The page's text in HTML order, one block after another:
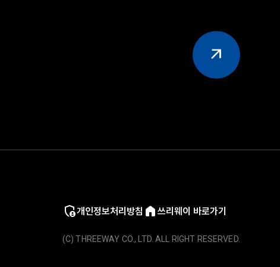
arrow_outward
개인정보처리방침 쓰리웨이 바로가기
(C) THREEWAY CO., LTD. ALL RIGHT RESERVED.